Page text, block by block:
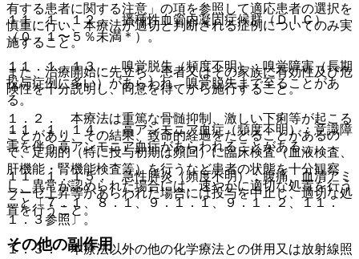
有する患者に関する注意」の項を参照して適応患者の選択を
慎重に行い、本療法が適切と判断される症例についてのみ実
施すること。
また、治療開始に先立ち、患者又はその家族に有効性及び危
険性を十分説明し、同意を得てから施行すること。
１．２． 本療法は重篤な骨髄抑制、激しい下痢等が起こる
ことがあり、その結果、致命的経過をたどることがあるの
で、定期的（特に投与初期は頻回）に臨床検査（血液検査、
肝機能・腎機能検査等）を行うなど患者の状態を十分観察
し、異常が認められた場合には、速やかに適切な処置を行う
こと〔７．１、８．１、９．１．１、９．１．２、１１．
１．３参照〕。
１．３． 本療法以外の他の化学療法との併用又は放射線照
１１．１．１２． 播種性血管内凝固症候群（ＤＩＣ）
（０．１〜５％未満＊）。
１１．１．１３． 嗅覚脱失（頻度不明）：嗅覚障害（長期
投与症例に多い）があらわれ、嗅覚脱失まで至ることがあ
る。
１１．１．１４． 高アンモニア血症（頻度不明）：意識障
害を伴う高アンモニア血症があらわれることがある。
１１．１．１５． 急性膵炎（頻度不明）：腹痛、血清アミ
ラーゼ上昇等があらわれた場合には投与を中止し、適切な処
置を行うこと。
その他の副作用